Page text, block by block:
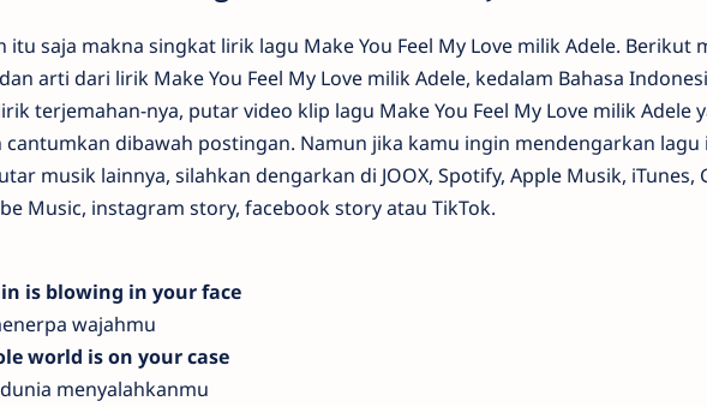
itu saja makna singkat lirik lagu Make You Feel My Love milik Adele. Berikut
arti dari lirik Make You Feel My Love milik Adele, kedalam Bahasa
terjemahan-nya, putar video klip lagu Make You Feel My Love milik Adele
cantumkan dibawah postingan. Namun jika kamu ingin mendengarkan lagu
musik lainnya, silahkan dengarkan di JOOX, Spotify, Apple Musik, iTunes,
Music, instagram story, facebook story atau TikTok.
is blowing in your face
wajahmu
world is on your case
menyalahkanmu